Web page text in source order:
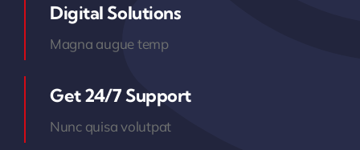
Digital Solutions
Magna augue temp
Get 24/7 Support
Nunc quisa volutpat